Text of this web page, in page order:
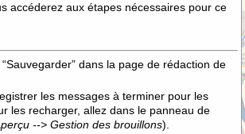
accéderez aux étapes nécessaires pour ce
dans la page de rédaction de
les messages à terminer pour les
les recharger, allez dans le panneau de
--> Gestion des brouillons).